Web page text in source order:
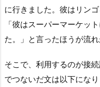
に行きました。彼はリン
「彼はスーパーマーケッ
た。」と言ったほうが流
そこで、利用するのが接
でつないだ文は以下になり